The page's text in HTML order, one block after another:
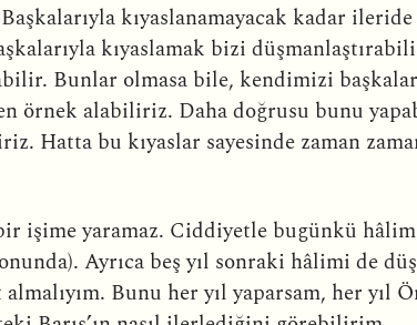
kıyaslanamayacak kadar
kıyaslamak bizi
Bunlar olmasa bile, kendimizi
örnek alabiliriz. Daha doğrusu bunu
Hatta bu kıyaslar sayesinde zaman
işime yaramaz. Ciddiyetle bugünkü
Ayrıca beş yıl sonraki hâlimi de
Bunu her yıl yaparsam, her yıl